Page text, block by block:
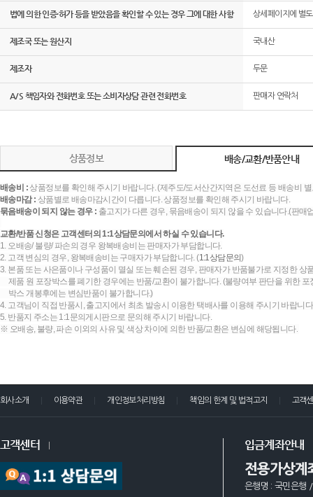
법에 의한 인증·허가 등을 받았음을 확인할 수 있는 경우 그에 대한 사항 상세페이지에 별
제조국 또는 원산지 국내산
제조자 두문
A/S 책임자와 전화번호 또는 소비자상담 관련 전화번호 판매자 연락처
상품정보 배송/교환/반품안내
배송비 :상품정보를 확인해 주시기 바랍니다. (제주도/도서산간지역은 도선료 등 배송비
배송마감 : 상품별로 배송마감시간이 다릅니다. 상품정보를 확인해 주시기 바랍니다.
묶음배송이 되지 않는 경우 : 출고지가 다른 경우, 묶음배송이 되지 않을 수 있습니다.(판
교환/반품 신청은 고객센터의 1:1상담문의에서 하실 수 있습니다.
1. 오배송/ 불량/ 파손의 경우 왕복배송비는 판매자가 부담합니다.
2. 고객 변심의 경우, 왕복배송비는 구매자가 부담합니다. (1:1상담문의)
3. 본품 또는 사은품이나 구성품이 멸실 또는 훼손된 경우, 판매자가 반품불가로 지정한 상
제품 원 포장박스를 폐기한 경우에는 반품/교환이 불가합니다. (불량여부 판단을 위한
박스 개봉후에는 변심반품이 불가합니다.)
4. 고객님이 직접 반품시, 출고지에서 최초 발송시 이용한 택배사를 이용해 주시기 바랍니
5. 반품지 주소는 1:1문의게시판으로 문의해 주시기 바랍니다.
※ 오배송, 불량, 파손 이외의 사유 및 색상 차이에 의한 반품/교환은 변심에 해당됩니다.
회사소개 이용약관 개인정보처리방침 책임의 한계 및 법적고지 고객
고객센터 입금계좌안내
전용가상계
은행명 : 국민은행